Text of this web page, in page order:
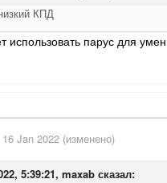
КПД
использовать парус для
16 Jan 2022 (изменено)
5:39:21, maxab сказал: